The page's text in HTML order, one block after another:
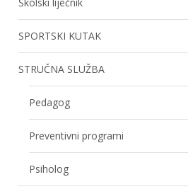
SPORTSKI KUTAK
STRUČNA SLUŽBA
Pedagog
Preventivni programi
Psiholog